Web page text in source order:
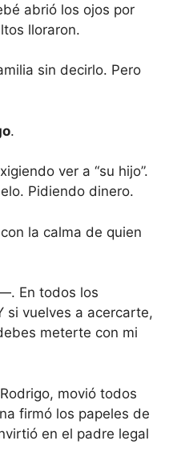
abrió los ojos por
lloraron.
sin decirlo. Pero
.
ver a “su hijo”.
Pidiendo dinero.
la calma de quien
En todos los
si vuelves a acercarte,
meterte con mi
movió todos
firmó los papeles de
en el padre legal